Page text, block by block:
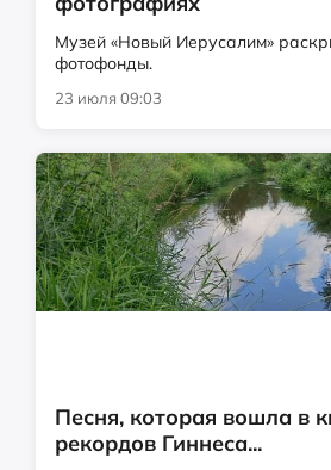
Музей «Новый Иерусалим»
фотофонды.
23 июля 09:03
Песня, которая вошла в
рекордов Гиннеса...